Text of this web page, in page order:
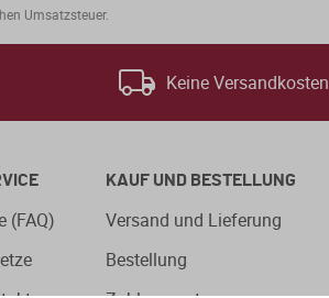
Umsatzsteuer.
Keine Versandkosten
(FAQ)
KAUF UND BESTELLUNG
Versand und Lieferung
Bestellung